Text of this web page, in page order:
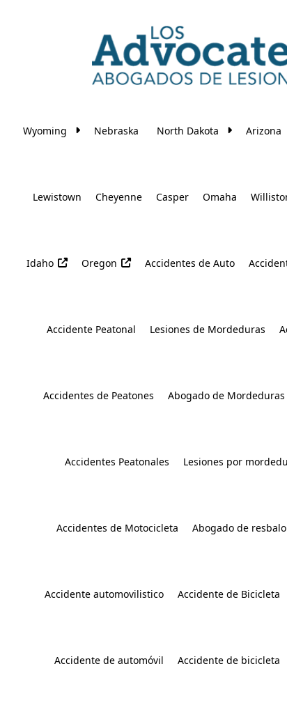
Wyoming Nebraska North Dakota Arizona
Lewistown Cheyenne Casper Omaha
Idaho Oregon Accidentes de Auto
Accidente Peatonal Lesiones de Mordeduras
Accidentes de Peatones Abogado de
Accidentes Peatonales Lesiones por
Accidentes de Motocicleta Abogado de
Accidente automovilistico Accidente de Bicicleta
Accidente de automóvil Accidente de bicicleta